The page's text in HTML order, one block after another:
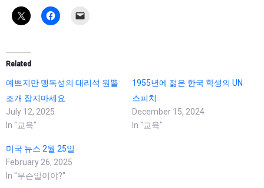
Related
예쁘지만 맹독성의 대리석 원뿔
조개 잡지마세요
July 12, 2025
In "교육"
1955년에 젊은 한국 학생의 UN
스피치
December 15, 2024
In "교육"
미국 뉴스 2월 25일
February 26, 2025
In "무슨일이야?"